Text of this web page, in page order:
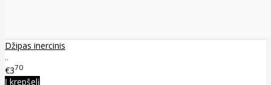
Džipas inercinis
..
€370
Į krepšelį